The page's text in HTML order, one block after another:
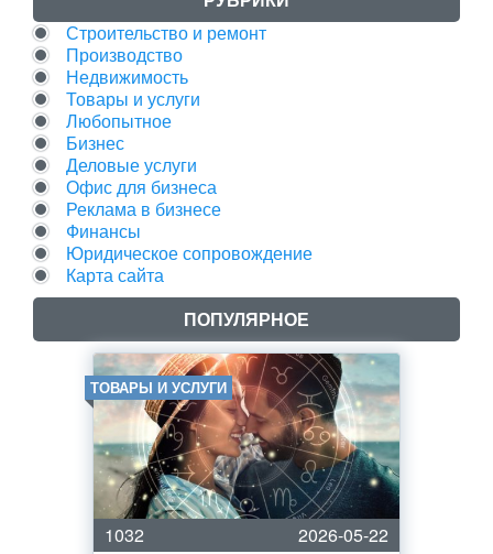
Строительство и ремонт
Производство
Недвижимость
Товары и услуги
Любопытное
Бизнес
Деловые услуги
Офис для бизнеса
Реклама в бизнесе
Финансы
Юридическое сопровождение
Карта сайта
ПОПУЛЯРНОЕ
ТОВАРЫ И УСЛУГИ
1032
2026-05-22